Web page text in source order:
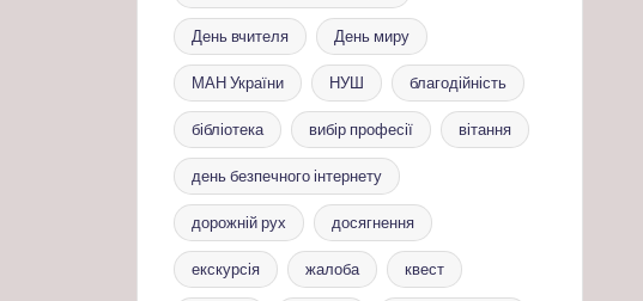
День вчителя День миру
МАН України НУШ благодійність
бібліотека вибір професії вітання
день безпечного інтернету
дорожній рух досягнення
екскурсія жалоба квест